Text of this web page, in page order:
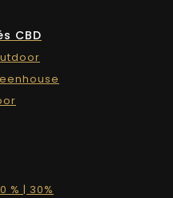
CBD
% | 30%